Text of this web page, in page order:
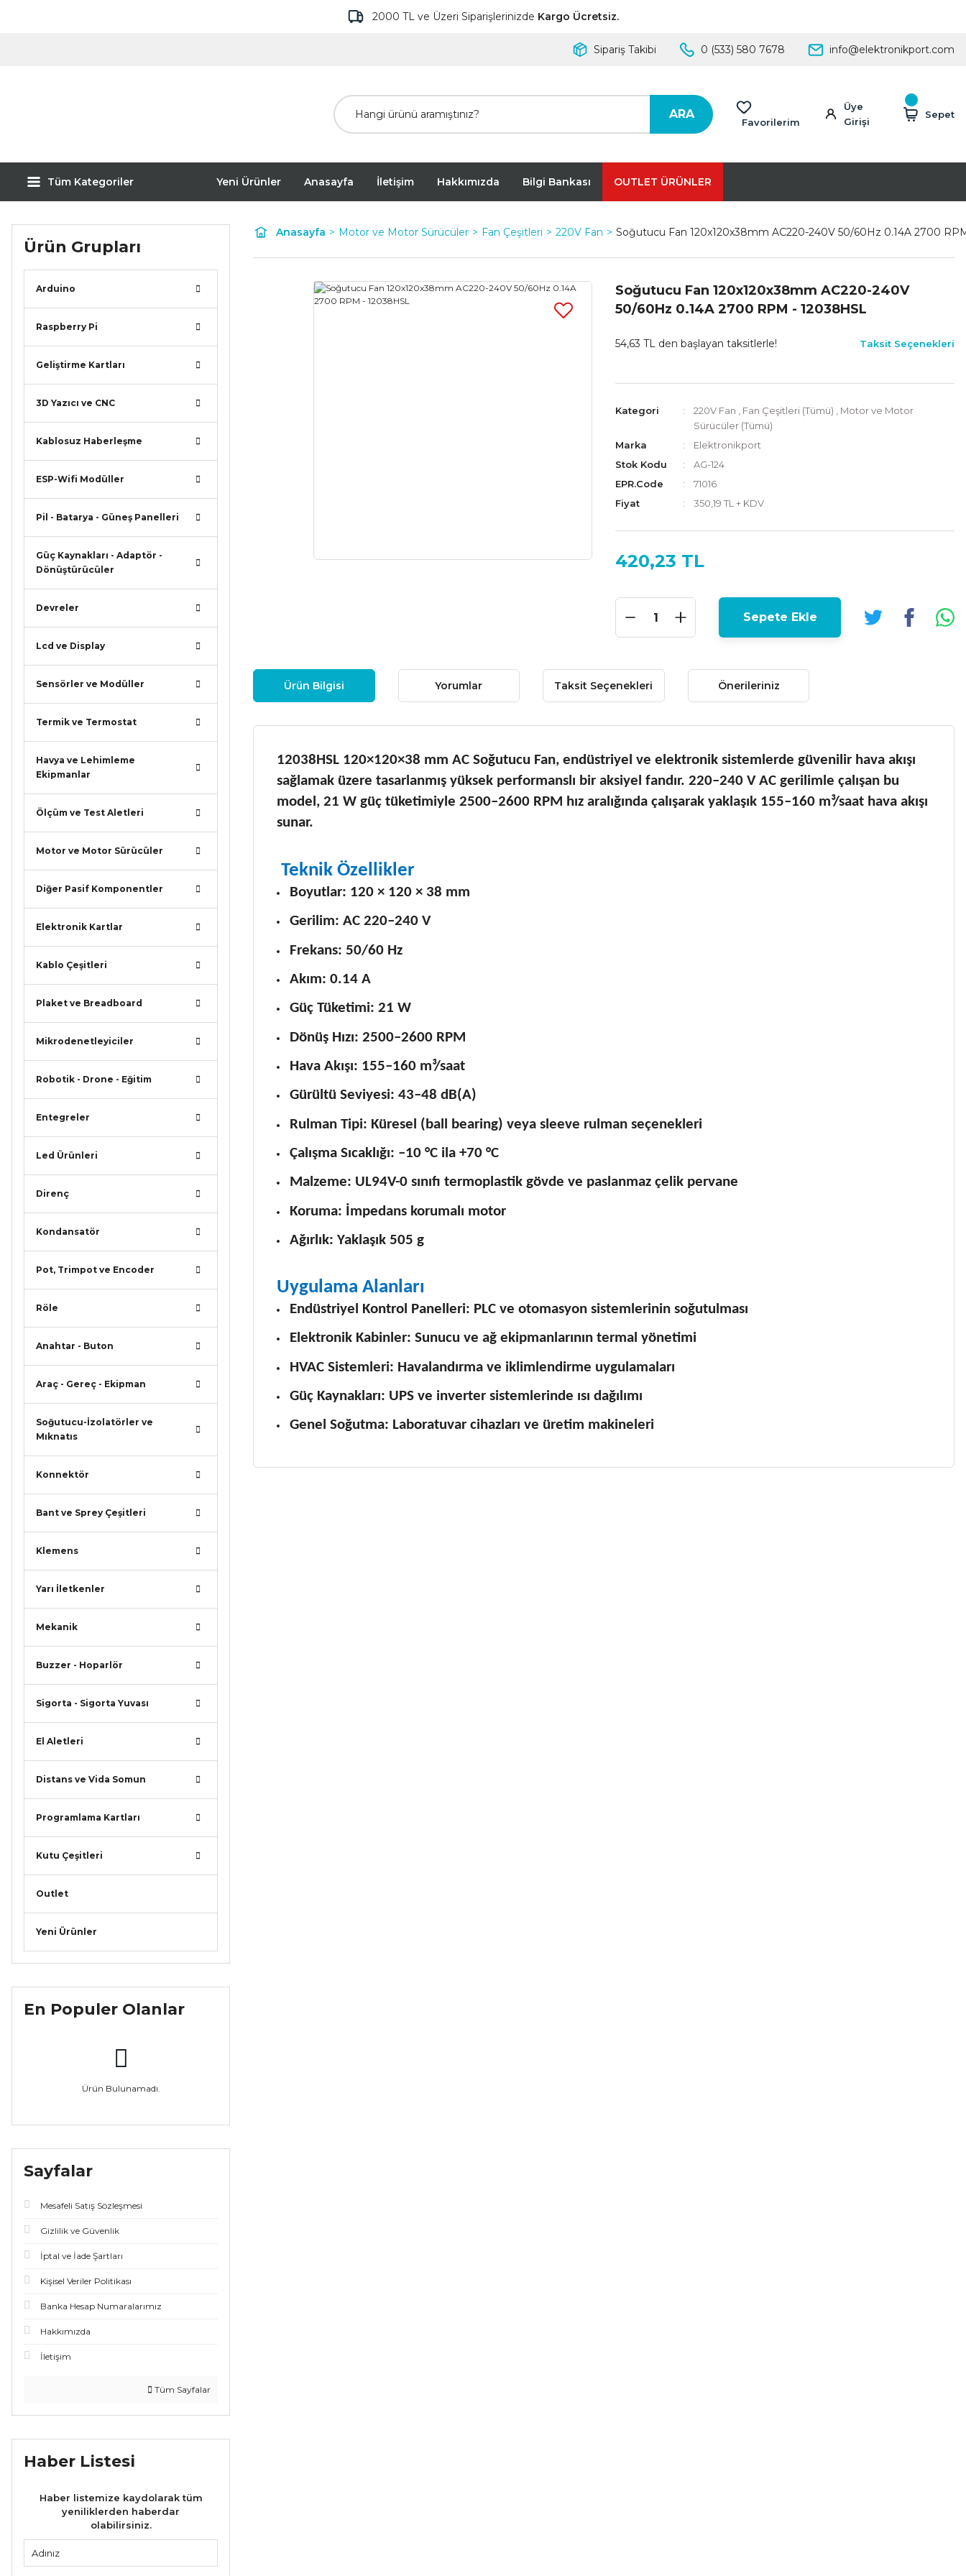
2000 TL ve Üzeri Siparişlerinizde Kargo Ücretsiz.
Sipariş Takibi 0 (533) 580 7678 info@elektronikport.com
ARA
Favorilerim
Üye
Girişi
Sepet
Tüm Kategoriler Yeni Ürünler Anasayfa İletişim Hakkımızda Bilgi Bankası OUTLET ÜRÜNLER
Ürün Grupları
Arduino
Raspberry Pi
Geliştirme Kartları
3D Yazıcı ve CNC
Kablosuz Haberleşme
ESP-Wifi Modüller
Pil - Batarya - Güneş Panelleri
Güç Kaynakları - Adaptör -
Dönüştürücüler
Devreler
Lcd ve Display
Sensörler ve Modüller
Termik ve Termostat
Havya ve Lehimleme
Ekipmanlar
Ölçüm ve Test Aletleri
Motor ve Motor Sürücüler
Diğer Pasif Komponentler
Elektronik Kartlar
Kablo Çeşitleri
Plaket ve Breadboard
Mikrodenetleyiciler
Robotik - Drone - Eğitim
Entegreler
Led Ürünleri
Direnç
Kondansatör
Pot, Trimpot ve Encoder
Röle
Anahtar - Buton
Araç - Gereç - Ekipman
Soğutucu-İzolatörler ve
Mıknatıs
Konnektör
Bant ve Sprey Çeşitleri
Klemens
Yarı İletkenler
Mekanik
Buzzer - Hoparlör
Sigorta - Sigorta Yuvası
El Aletleri
Distans ve Vida Somun
Programlama Kartları
Kutu Çeşitleri
Outlet
Yeni Ürünler
En Populer Olanlar
Ürün Bulunamadı.
Sayfalar
Mesafeli Satış Sözleşmesi
Gizlilik ve Güvenlik
İptal ve İade Şartları
Kişisel Veriler Politikası
Banka Hesap Numaralarımız
Hakkımızda
İletişim
Tüm Sayfalar
Haber Listesi
Haber listemize kaydolarak tüm
yeniliklerden haberdar
olabilirsiniz.
Anasayfa Motor ve Motor Sürücüler Fan Çeşitleri 220V Fan Soğutucu Fan 120x120x38mm AC220-240V 50/60Hz 0.14A 2700
Soğutucu Fan 120x120x38mm AC220-240V
50/60Hz 0.14A 2700 RPM - 12038HSL
54,63 TL den başlayan taksitlerle! Taksit Seçenekleri
Kategori 220V Fan Fan Çeşitleri (Tümü)
Motor ve Motor
Sürücüler (Tümü)
Marka
Elektronikport
Stok Kodu
AG-124
EPR.Code
71016
Fiyat
350,19 TL + KDV
420,23 TL
Sepete Ekle
Ürün Bilgisi Yorumlar Taksit Seçenekleri Önerileriniz
12038HSL 120×120×38 mm AC Soğutucu Fan, endüstriyel ve elektronik sistemlerde güvenilir hava akışı
sağlamak üzere tasarlanmış yüksek performanslı bir aksiyel fandır. 220–240 V AC gerilimle çalışan bu
model, 21 W güç tüketimiyle 2500–2600 RPM hız aralığında çalışarak yaklaşık 155–160 m³/saat hava akışı
sunar.
Teknik Özellikler
Boyutlar: 120 × 120 × 38 mm
Gerilim: AC 220–240 V
Frekans: 50/60 Hz
Akım: 0.14 A
Güç Tüketimi: 21 W
Dönüş Hızı: 2500–2600 RPM
Hava Akışı: 155–160 m³/saat
Gürültü Seviyesi: 43–48 dB(A)
Rulman Tipi: Küresel (ball bearing) veya sleeve rulman seçenekleri
Çalışma Sıcaklığı: –10 °C ila +70 °C
Malzeme: UL94V-0 sınıfı termoplastik gövde ve paslanmaz çelik pervane
Koruma: İmpedans korumalı motor
Ağırlık: Yaklaşık 505 g​
Uygulama Alanları
Endüstriyel Kontrol Panelleri: PLC ve otomasyon sistemlerinin soğutulması
Elektronik Kabinler: Sunucu ve ağ ekipmanlarının termal yönetimi
HVAC Sistemleri: Havalandırma ve iklimlendirme uygulamaları
Güç Kaynakları: UPS ve inverter sistemlerinde ısı dağılımı
Genel Soğutma: Laboratuvar cihazları ve üretim makineleri​